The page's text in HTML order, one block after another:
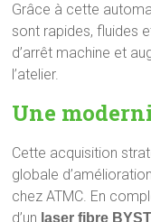
Grâce à cette
sont rapides, fluides
d’arrêt machine et
l’atelier.
Une
Cette acquisition
globale
chez ATMC. En
d’un laser fibre